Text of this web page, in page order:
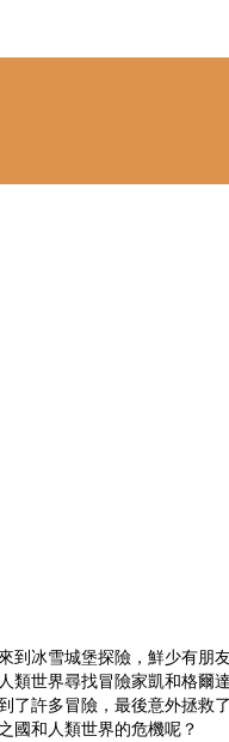
冰雪城堡探險，鮮少有朋
世界尋找冒險家凱和格爾
許多冒險，最後意外拯救
國和人類世界的危機呢？